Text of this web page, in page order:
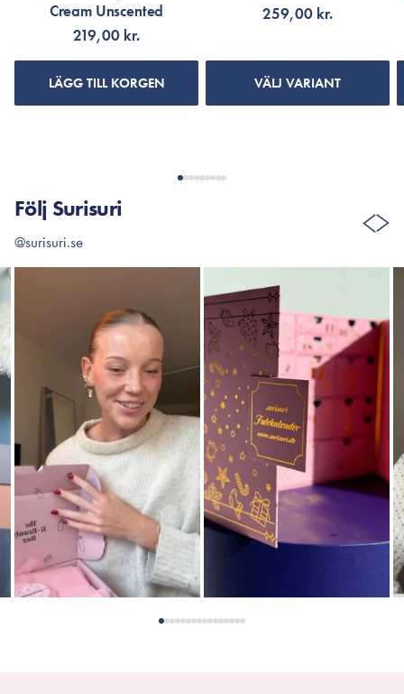
Cream Unscented
219,00 kr.
LÄGG TILL KORGEN
259,00 kr.
VÄLJ VARIANT
Följ Surisuri
@surisuri.se